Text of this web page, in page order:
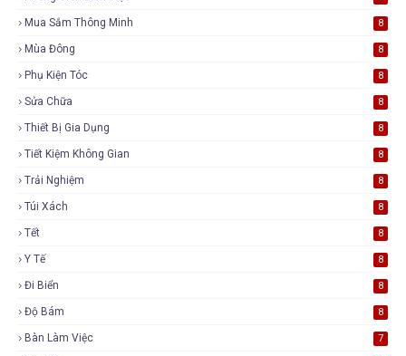
Mua Sắm Thông Minh 8
Mùa Đông 8
Phụ Kiện Tóc 8
Sửa Chữa 8
Thiết Bị Gia Dụng 8
Tiết Kiệm Không Gian 8
Trải Nghiệm 8
Túi Xách 8
Tết 8
Y Tế 8
Đi Biển 8
Độ Bám 8
Bàn Làm Việc 7